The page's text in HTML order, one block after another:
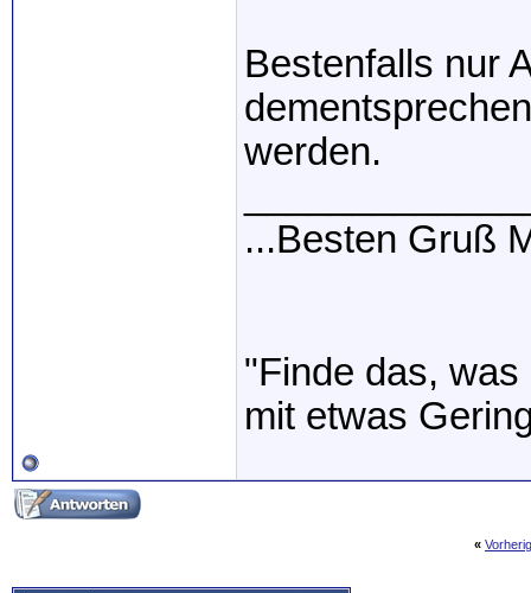
Bestenfalls nur
werden.
...Besten Gruß
"Finde das,
mit etwas
«